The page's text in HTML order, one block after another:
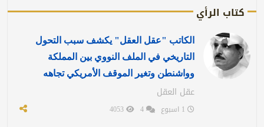
كتاب الرأي
الكاتب "عقل العقل" يكشف سبب التحول
التاريخي في الملف النووي بين المملكة
وواشنطن وتغير الموقف الأمريكي تجاهه
عقل العقل